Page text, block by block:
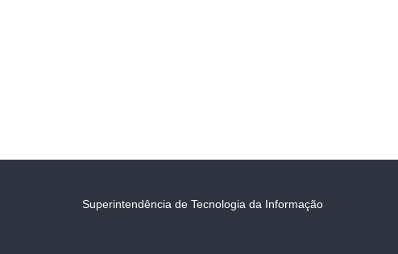
Superintendência de Tecnologia da Informação